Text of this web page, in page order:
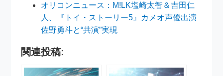
オリコンニュース：M!LK塩崎太智＆吉田仁
人、『トイ・ストーリー5』カメオ声優出演
佐野勇斗と“共演”実現
関連投稿: